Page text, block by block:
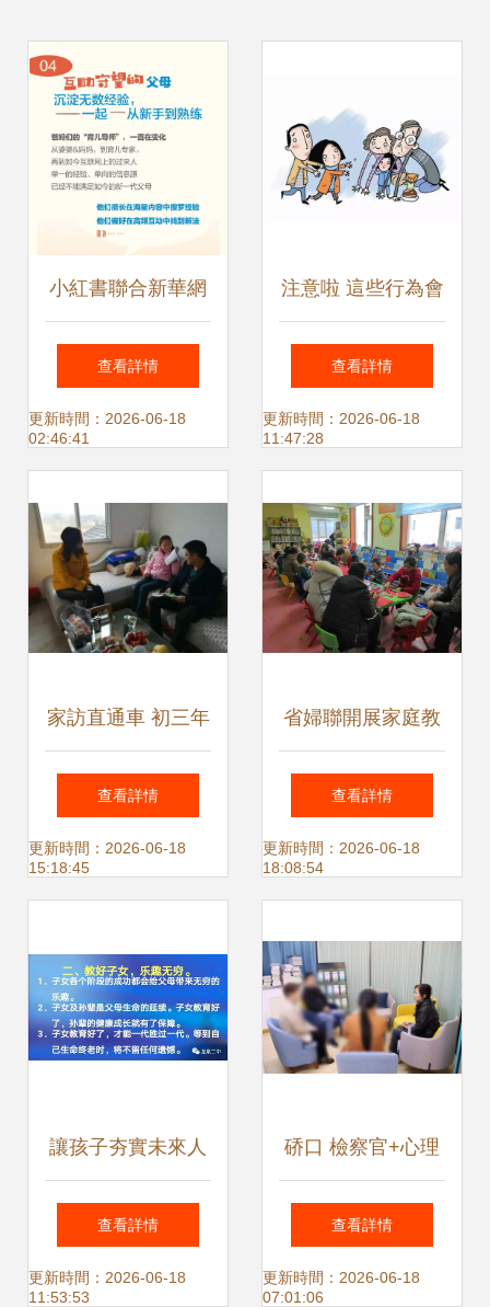
小紅書聯合新華網
發布《父母觀察報
告》 “不掃興父
兒”成為新一代父母
育兒經
查看詳情
更新時間：2026-06-18
02:46:41
注意啦 這些行為會
影響孩子的將來
——面向家長實施
務
查看詳情
更新時間：2026-06-18
11:47:28
家訪直通車 初三年
級家訪日記選讀
（1月26日）——
晰
查看詳情
更新時間：2026-06-18
15:18:45
省婦聯開展家庭教
育進社區活動，為
家長提供零距離咨
查看詳情
更新時間：2026-06-18
18:08:54
讓孩子夯實未來人
生的根基丨龍泉二
中舉辦家庭教育知
查看詳情
更新時間：2026-06-18
11:53:53
硚口 檢察官+心理
咨詢師 共把“家庭
教育脈” 面向家長
查看詳情
更新時間：2026-06-18
07:01:06